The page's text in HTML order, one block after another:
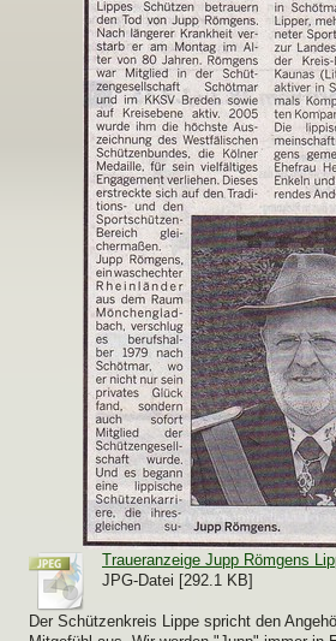
Traueranzeige Jupp Römgens
JPG-Datei [292.1 KB]
Der Schützenkreis Lippe spricht den